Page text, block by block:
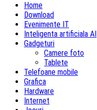
Home
Download
Evenimente IT
Inteligenta artificiala AI
Gadgeturi
Camere foto
Tablete
Telefoane mobile
Grafica
Hardware
Internet